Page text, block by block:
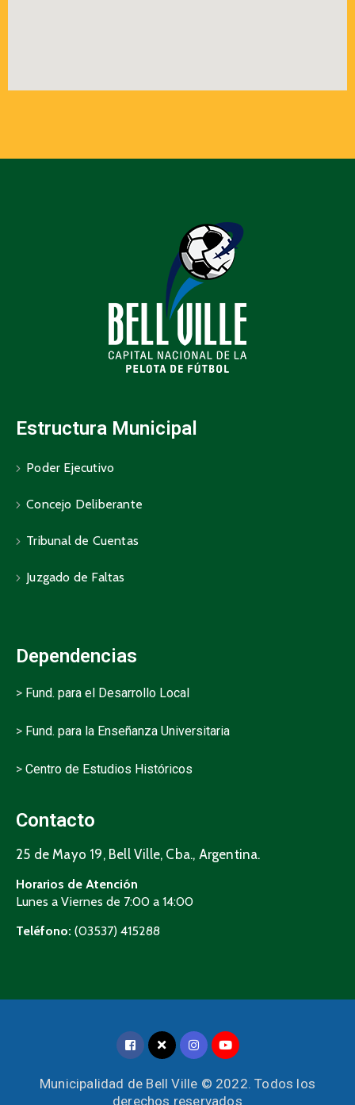
Estructura Municipal
Poder Ejecutivo
Concejo Deliberante
Tribunal de Cuentas
Juzgado de Faltas
Dependencias
> Fund. para el Desarrollo Local
> Fund. para la Enseñanza Universitaria
> Centro de Estudios Históricos
Contacto
25 de Mayo 19, Bell Ville, Cba., Argentina.
Horarios de Atención
Lunes a Viernes de 7:00 a 14:00
Teléfono: (03537) 415288
Municipalidad de Bell Ville © 2022. Todos los
derechos reservados